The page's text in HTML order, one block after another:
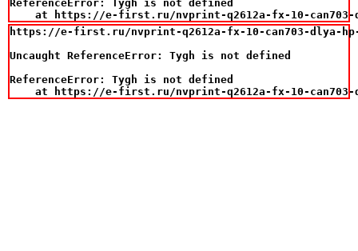
ReferenceError: Tygh is not defined
at https://e-first.ru/nvprint-q2612a-fx-10-
https://e-first.ru/nvprint-q2612a-fx-10-can703-dlya-hp-lj-
Uncaught ReferenceError: Tygh is not defined
ReferenceError: Tygh is not defined
at https://e-first.ru/nvprint-q2612a-fx-10-